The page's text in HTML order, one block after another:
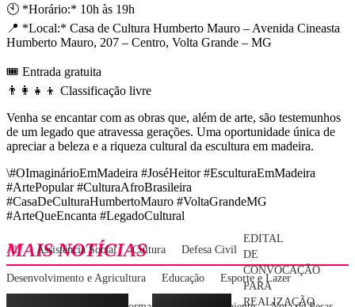
🕙 *Horário:* 10h às 19h
📍 *Local:* Casa de Cultura Humberto Mauro – Avenida Cineasta
Humberto Mauro, 207 – Centro, Volta Grande – MG
🎟️ Entrada gratuita
👨‍👩‍👧‍👦 Classificação livre
Venha se encantar com as obras que, além de arte, são testemunhos
de um legado que atravessa gerações. Uma oportunidade única de
apreciar a beleza e a riqueza cultural da escultura em madeira.
\#OImaginárioEmMadeira #JoséHeitor #EsculturaEmMadeira
#ArtePopular #CulturaAfroBrasileira
#CasaDeCulturaHumbertoMauro #VoltaGrandeMG
#ArteQueEncanta #LegadoCultural
MAIS NOTÍCIAS
All Assistência Social Cultura Defesa Civil
Desenvolvimento e Agricultura Educação Esporte e Lazer
EDITAL
DE
CONVOCAÇÃO
PARA
REALIZAÇÃO